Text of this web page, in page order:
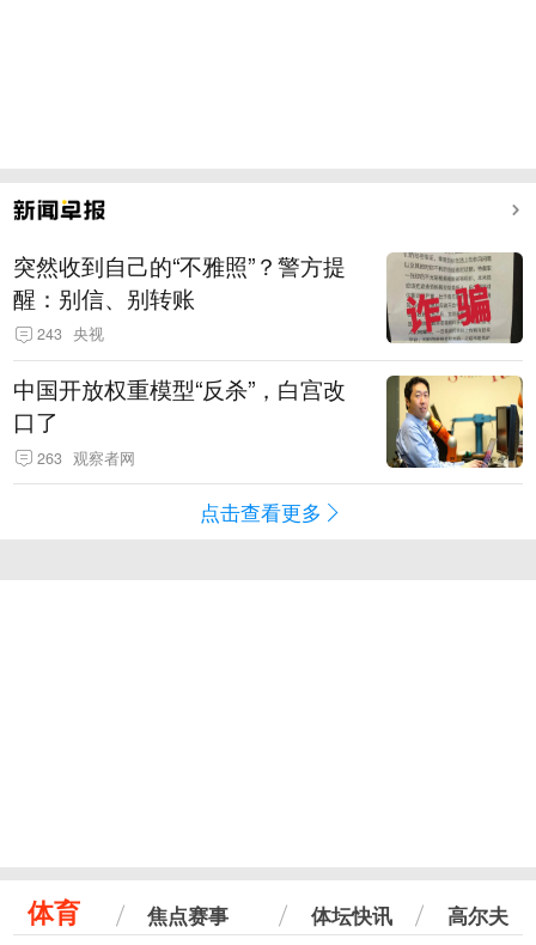
突然收到自己的“不雅照”？警方提
醒：别信、别转账
243 央视
中国开放权重模型“反杀”，白宫改
口了
263 观察者网
点击查看更多
体育 焦点赛事 体坛快讯 高尔夫